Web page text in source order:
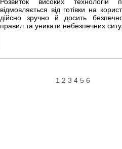
відмовляється від готівки на
дійсно зручно й досить
правил та уникати небезпечних
1 2 3 4 5 6